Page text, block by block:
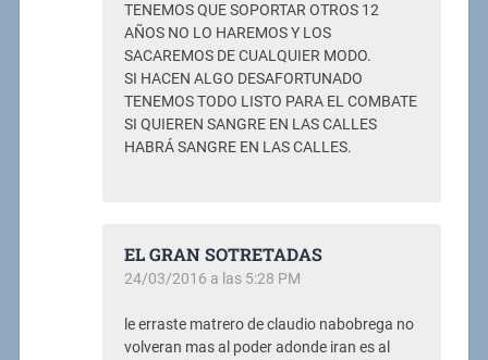
TENEMOS QUE SOPORTAR OTROS 12
AÑOS NO LO HAREMOS Y LOS
SACAREMOS DE CUALQUIER MODO.
SI HACEN ALGO DESAFORTUNADO
TENEMOS TODO LISTO PARA EL COMBATE
SI QUIEREN SANGRE EN LAS CALLES
HABRÁ SANGRE EN LAS CALLES.
EL GRAN SOTRETADAS
24/03/2016 a las 5:28 PM
le erraste matrero de claudio nabobrega no
volveran mas al poder adonde iran es al